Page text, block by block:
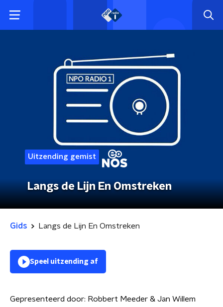
Uitzending gemist
Langs de Lijn En Omstreken
Gids Langs de Lijn En Omstreken
Speel uitzending af
Gepresenteerd door: Robbert Meeder & Jan Willem